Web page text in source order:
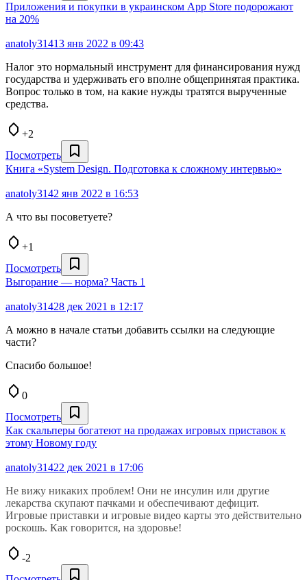
Приложения и покупки в украинском App Store подорожают
на 20%
anatoly31413 янв 2022 в 09:43
Налог это нормальный инструмент для финансирования нужд
государства и удерживать его вполне общепринятая практика.
Вопрос только в том, на какие нужды тратятся вырученные
средства.
+2
Посмотреть
Книга «System Design. Подготовка к сложному интервью»
anatoly3142 янв 2022 в 16:53
А что вы посоветуете?
+1
Посмотреть
Выгорание — норма? Часть 1
anatoly31428 дек 2021 в 12:17
А можно в начале статьи добавить ссылки на следующие
части?
Спасибо большое!
0
Посмотреть
Как скальперы богатеют на продажах игровых приставок к
этому Новому году
anatoly31422 дек 2021 в 17:06
Не вижу никаких проблем! Они не инсулин или другие
лекарства скупают пачками и обеспечивают дефицит.
Игровые приставки и игровые видео карты это действительно
роскошь. Как говорится, на здоровье!
-2